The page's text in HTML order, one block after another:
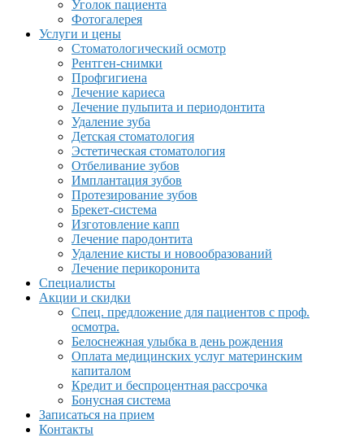
Уголок пациента
Фотогалерея
Услуги и цены
Стоматологический осмотр
Рентген-снимки
Профгигиена
Лечение кариеса
Лечение пульпита и периодонтита
Удаление зуба
Детская стоматология
Эстетическая стоматология
Отбеливание зубов
Имплантация зубов
Протезирование зубов
Брекет-система
Изготовление капп
Лечение пародонтита
Удаление кисты и новообразований
Лечение перикоронита
Специалисты
Акции и скидки
Спец. предложение для пациентов с проф.
осмотра.
Белоснежная улыбка в день рождения
Оплата медицинских услуг материнским
капиталом
Кредит и беспроцентная рассрочка
Бонусная система
Записаться на прием
Контакты